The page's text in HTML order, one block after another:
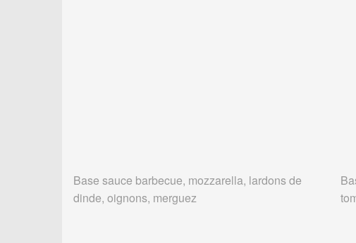
Base sauce barbecue, mozzarella, lardons de
dinde, oignons, merguez